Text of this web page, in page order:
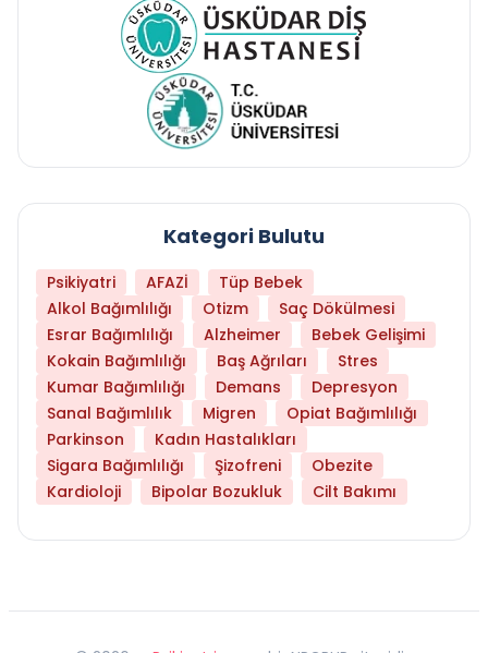
Kategori Bulutu
Psikiyatri AFAZİ
Tüp Bebek
Alkol Bağımlılığı
Otizm
Saç Dökülmesi
Esrar Bağımlılığı
Alzheimer
Bebek Gelişimi
Kokain Bağımlılığı
Baş Ağrıları
Stres
Kumar Bağımlılığı
Demans
Depresyon
Sanal Bağımlılık
Migren
Opiat Bağımlılığı
Parkinson
Kadın Hastalıkları
Sigara Bağımlılığı
Şizofreni
Obezite
Kardioloji
Bipolar Bozukluk Cilt Bakımı